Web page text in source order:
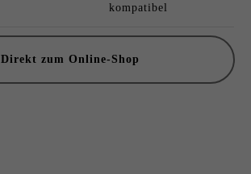
kompatibel
Direkt zum Online-Shop